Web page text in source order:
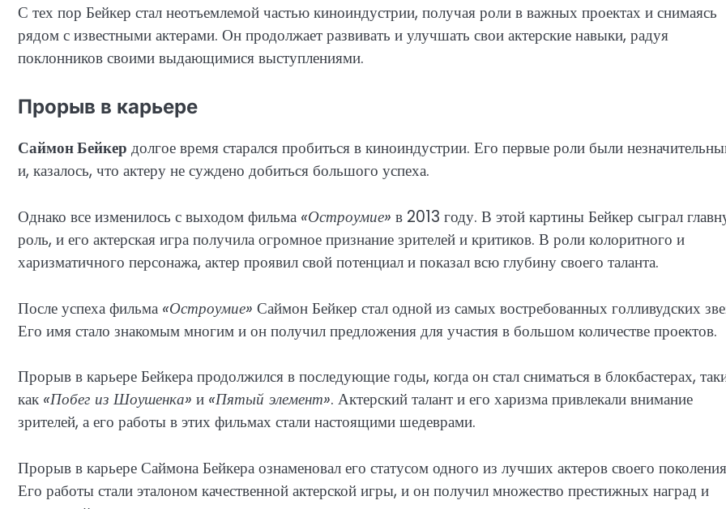
С тех пор Бейкер стал неотъемлемой частью киноиндустрии, получая роли в важных проектах и снимаясь
рядом с известными актерами. Он продолжает развивать и улучшать свои актерские навыки, радуя
поклонников своими выдающимися выступлениями.
Прорыв в карьере
Саймон Бейкер долгое время старался пробиться в киноиндустрии. Его первые роли были
и, казалось, что актеру не суждено добиться большого успеха.
Однако все изменилось с выходом фильма «Остроумие» в 2013 году. В этой картины Бейкер сыграл
роль, и его актерская игра получила огромное признание зрителей и критиков. В роли колоритного и
харизматичного персонажа, актер проявил свой потенциал и показал всю глубину своего таланта.
После успеха фильма «Остроумие» Саймон Бейкер стал одной из самых востребованных голливудских
Его имя стало знакомым многим и он получил предложения для участия в большом количестве проектов.
Прорыв в карьере Бейкера продолжился в последующие годы, когда он стал сниматься в блокбастерах,
как «Побег из Шоушенка» и «Пятый элемент». Актерский талант и его харизма привлекали внимание
зрителей, а его работы в этих фильмах стали настоящими шедеврами.
Прорыв в карьере Саймона Бейкера ознаменовал его статусом одного из лучших актеров своего
Его работы стали эталоном качественной актерской игры, и он получил множество престижных наград и